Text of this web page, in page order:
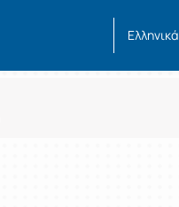
Ελληνικά